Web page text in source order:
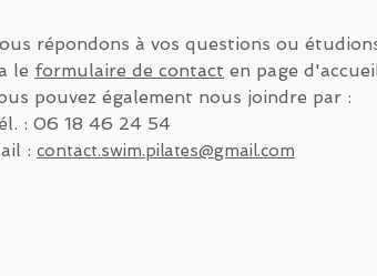
répondons à vos questions ou
le formulaire de contact en page
pouvez également nous joindre par :
: 06 18 46 24 54
:contact.swim.pilates@gmail.com